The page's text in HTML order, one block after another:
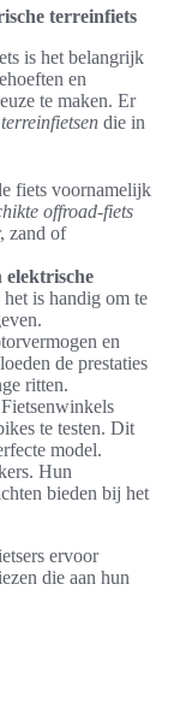
terreinfiets
is het belangrijk
en
te maken. Er
die in
fiets voornamelijk
offroad-fiets
zand of
elektrische
is handig om te
en
de prestaties
ritten.
te testen. Dit
model.
Hun
bieden bij het
ervoor
die aan hun